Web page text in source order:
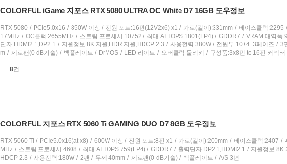
COLORFUL iGame 지포스 RTX 5080 ULTRA OC White D7 16GB 도우정보
RTX 5080 PCIe5.0x16 850W 이상 전원 포트:16핀(12V2x6) x1 가로(길이):331mm 베이스클럭:2295
17MHz
OC클럭:2655MHz 스트림 프로세서:10752 최대 AI TOPS:1801(FP4) GDDR7 VRAM 대역폭
단자:HDMI2.1,DP2.1
지원정보:8K 지원,HDR 지원,HDCP 2.3 사용전력:380W 전원부:10+4+3페이즈 3
m
제로팬(0-dB기술) 백플레이트 DrMOS LED 라이트 오버클럭 물리키 구성품:3x8핀 to 16핀 커넥터
상
8건
COLORFUL 지포스 RTX 5060 Ti GAMING DUO D7 8GB 도우정보
RTX 5060 Ti PCIe5.0x16(at x8) 600W 이상 전원 포트:8핀 x1 가로(길이):200mm 베이스클럭:2407
MHz
스트림 프로세서:4608 최대 AI TOPS:759(FP4) GDDR7 출력단자:DP2.1,HDMI2.1
지원정보:8K
HDCP 2.3
사용전력:180W 2팬 두께:40mm 제로팬(0-dB기술) 백플레이트 A/S 3년